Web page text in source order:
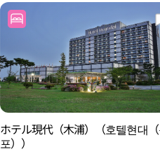
ホテル現代（木浦）（호텔현대
포））